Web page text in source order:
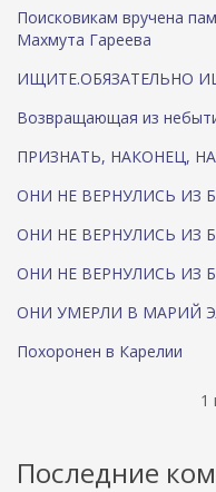
Поисковикам вручена
Махмута Гареева
ИЩИТЕ.ОБЯЗАТЕЛЬНО
Возвращающая из
ПРИЗНАТЬ, НАКОНЕЦ,
ОНИ НЕ ВЕРНУЛИСЬ ИЗ
ОНИ НЕ ВЕРНУЛИСЬ ИЗ
ОНИ НЕ ВЕРНУЛИСЬ ИЗ
ОНИ УМЕРЛИ В МАРИЙ
Похоронен в Карелии
1
Последние